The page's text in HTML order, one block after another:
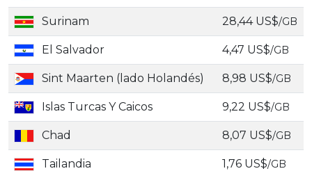
Surinam 28,44 US$/GB
El Salvador 4,47 US$/GB
Sint Maarten (lado Holandés) 8,98 US$/GB
Islas Turcas Y Caicos 9,22 US$/GB
Chad 8,07 US$/GB
Tailandia 1,76 US$/GB